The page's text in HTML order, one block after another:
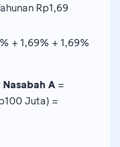
690.000
Rp1,69
+ 1,69% + 1,69%
Nasabah A =
Juta) =